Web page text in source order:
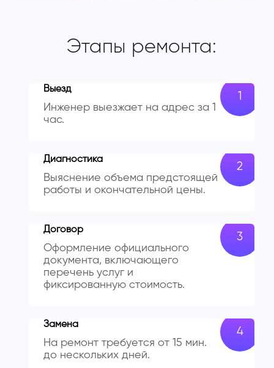
Этапы ремонта:
Выезд
Инженер выезжает на адрес за 1
час.
Диагностика
Выяснение объема предстоящей
работы и окончательной цены.
Договор
Оформление официального
документа, включающего
перечень услуг и
фиксированную стоимость.
Замена
На ремонт требуется от 15 мин.
до нескольких дней.